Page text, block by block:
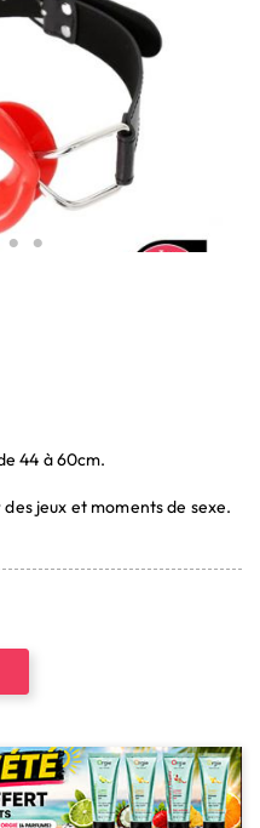
44 à 60cm.
jeux et moments de sexe.